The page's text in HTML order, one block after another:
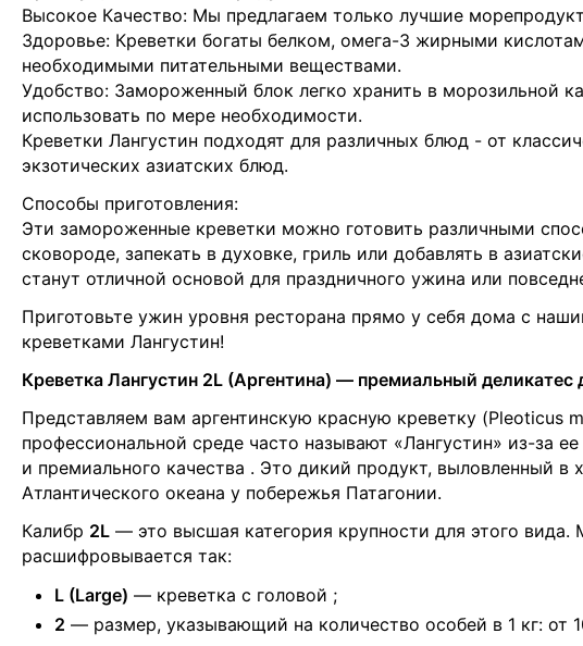
Высокое Качество: Мы предлагаем только лучшие
Здоровье: Креветки богаты белком, омега-3 жирными
необходимыми питательными веществами.
Удобство: Замороженный блок легко хранить в морозильной
использовать по мере необходимости.
Креветки Лангустин подходят для различных блюд - от
экзотических азиатских блюд.
Способы приготовления:
Эти замороженные креветки можно готовить различными
сковороде, запекать в духовке, гриль или добавлять в
станут отличной основой для праздничного ужина или
Приготовьте ужин уровня ресторана прямо у себя дома с
креветками Лангустин!
Креветка Лангустин 2L (Аргентина) — премиальный деликатес
Представляем вам аргентинскую красную креветку (Pleoticus
профессиональной среде часто называют «Лангустин» из-за
и премиального качества . Это дикий продукт, выловленный в
Атлантического океана у побережья Патагонии.
Калибр 2L — это высшая категория крупности для этого вида.
расшифровывается так:
L (Large) — креветка с головой ;
2 — размер, указывающий на количество особей в 1 кг: от